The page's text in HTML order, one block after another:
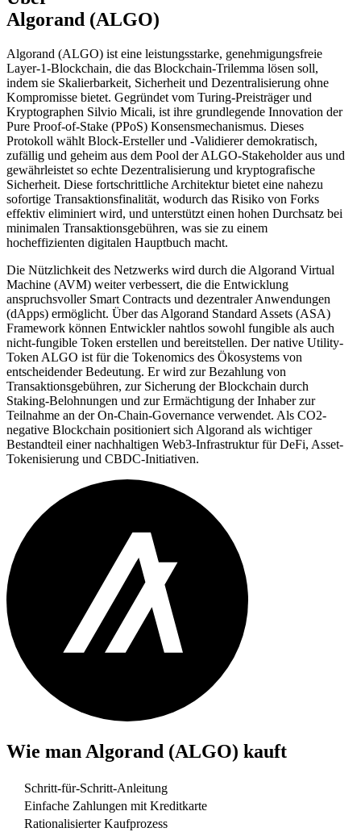
Algorand (ALGO)
Algorand (ALGO) ist eine leistungsstarke, genehmigungsfreie
Layer-1-Blockchain, die das Blockchain-Trilemma lösen soll,
indem sie Skalierbarkeit, Sicherheit und Dezentralisierung ohne
Kompromisse bietet. Gegründet vom Turing-Preisträger und
Kryptographen Silvio Micali, ist ihre grundlegende Innovation der
Pure Proof-of-Stake (PPoS) Konsensmechanismus. Dieses
Protokoll wählt Block-Ersteller und -Validierer demokratisch,
zufällig und geheim aus dem Pool der ALGO-Stakeholder aus und
gewährleistet so echte Dezentralisierung und kryptografische
Sicherheit. Diese fortschrittliche Architektur bietet eine nahezu
sofortige Transaktionsfinalität, wodurch das Risiko von Forks
effektiv eliminiert wird, und unterstützt einen hohen Durchsatz bei
minimalen Transaktionsgebühren, was sie zu einem
hocheffizienten digitalen Hauptbuch macht.
Die Nützlichkeit des Netzwerks wird durch die Algorand Virtual
Machine (AVM) weiter verbessert, die die Entwicklung
anspruchsvoller Smart Contracts und dezentraler Anwendungen
(dApps) ermöglicht. Über das Algorand Standard Assets (ASA)
Framework können Entwickler nahtlos sowohl fungible als auch
nicht-fungible Token erstellen und bereitstellen. Der native Utility-
Token ALGO ist für die Tokenomics des Ökosystems von
entscheidender Bedeutung. Er wird zur Bezahlung von
Transaktionsgebühren, zur Sicherung der Blockchain durch
Staking-Belohnungen und zur Ermächtigung der Inhaber zur
Teilnahme an der On-Chain-Governance verwendet. Als CO2-
negative Blockchain positioniert sich Algorand als wichtiger
Bestandteil einer nachhaltigen Web3-Infrastruktur für DeFi, Asset-
Tokenisierung und CBDC-Initiativen.
Wie man Algorand (ALGO) kauft
Schritt-für-Schritt-Anleitung
Einfache Zahlungen mit Kreditkarte
Rationalisierter Kaufprozess